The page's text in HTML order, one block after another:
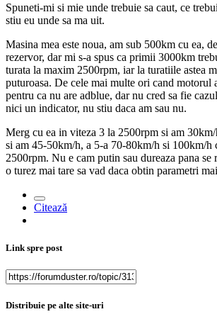
Spuneti-mi si mie unde trebuie sa caut, ce
stiu eu unde sa ma uit.
Masina mea este noua, am sub 500km cu ea,
rezervor, dar mi s-a spus ca primii 3000km
turata la maxim 2500rpm, iar la turatiile astea
puturoasa. De cele mai multe ori cand motorul
pentru ca nu are adblue, dar nu cred sa fie
nici un indicator, nu stiu daca am sau nu.
Merg cu ea in viteza 3 la 2500rpm si am
si am 45-50km/h, a 5-a 70-80km/h si 100km/h
2500rpm. Nu e cam putin sau dureaza pana se
o turez mai tare sa vad daca obtin parametri
Citează
Link spre post
Distribuie pe alte site-uri